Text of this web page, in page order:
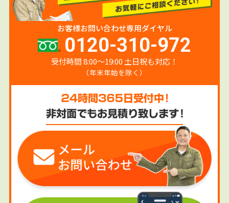
お客様お問い合わせ専用ダイヤル
0120-310-972
受付時間 8:00〜19:00 土日祝も対応！
（年末年始を除く）